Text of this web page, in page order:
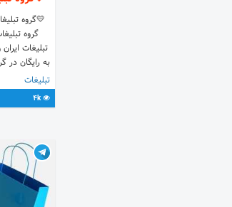
💛گروه
گروه
تبلیغات
به رایگان در
از تبلیغات
شماره ی
تبلیغات
4k